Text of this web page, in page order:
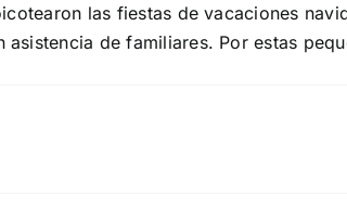
las fiestas de vacaciones
asistencia de familiares. Por estas